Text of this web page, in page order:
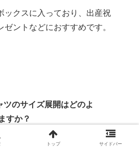
ックスに入っており、出産祝
ゼントなどにおすすめです。
ツのサイズ展開はどのよ
すか？
トップ サイドバー